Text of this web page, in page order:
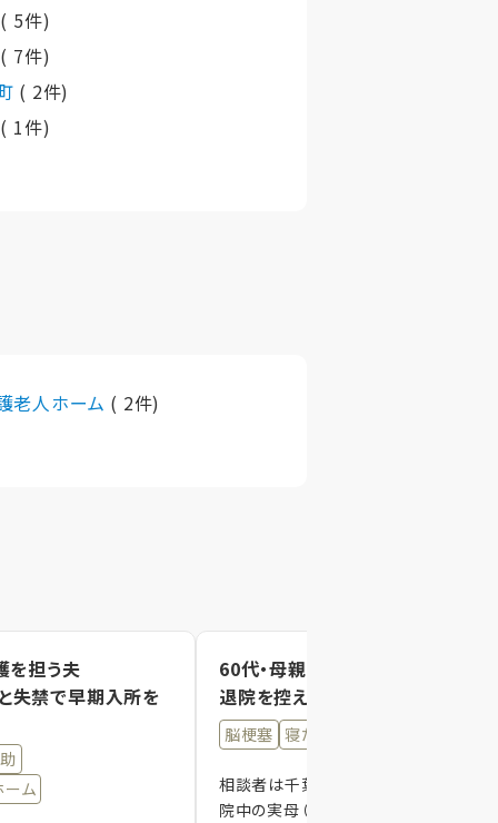
( 5件)
( 7件)
( 2件)
( 1件)
老人ホーム ( 2件)
を担う夫
失禁で早期入所を
ム
60代・母親の介護を担う長男
退院を控えた母の入居先不足
脳梗塞 寝たきり
相談者は千葉県長生郡在住の長男で、
院中の実母（86歳・要介護4）の退院後の